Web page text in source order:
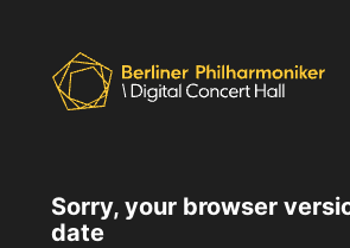
Sorry, your browser
date